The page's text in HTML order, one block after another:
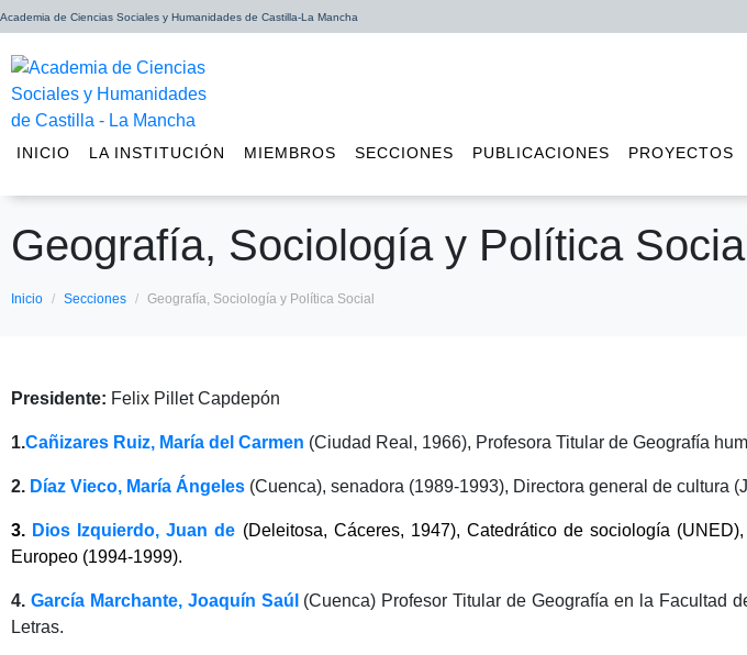
Academia de Ciencias Sociales y Humanidades de Castilla-La Mancha
INICIO LA INSTITUCIÓN MIEMBROS SECCIONES PUBLICACIONES PROYECTOS
Geografía, Sociología y Política
Inicio Secciones Geografía, Sociología y Política Social
Presidente: Felix Pillet Capdepón
1.Cañizares Ruiz, María del Carmen (Ciudad Real, 1966), Profesora Titular de Geografía
2. Díaz Vieco, María Ángeles (Cuenca), senadora (1989-1993), Directora general de cultura
3. Dios Izquierdo, Juan de (Deleitosa, Cáceres, 1947), Catedrático de sociología
Europeo (1994-1999).
4. García Marchante, Joaquín Saúl (Cuenca) Profesor Titular de Geografía en la Facultad
Letras.